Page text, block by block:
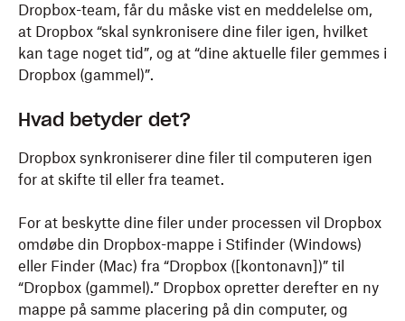
Dropbox-team, får du måske vist en meddelelse om,
at Dropbox “skal synkronisere dine filer igen, hvilket
kan tage noget tid”, og at “dine aktuelle filer gemmes i
Dropbox (gammel)”.
Hvad betyder det?
Dropbox synkroniserer dine filer til computeren igen
for at skifte til eller fra teamet.
For at beskytte dine filer under processen vil Dropbox
omdøbe din Dropbox-mappe i Stifinder (Windows)
eller Finder (Mac) fra “Dropbox ([kontonavn])” til
“Dropbox (gammel).” Dropbox opretter derefter en ny
mappe på samme placering på din computer, og